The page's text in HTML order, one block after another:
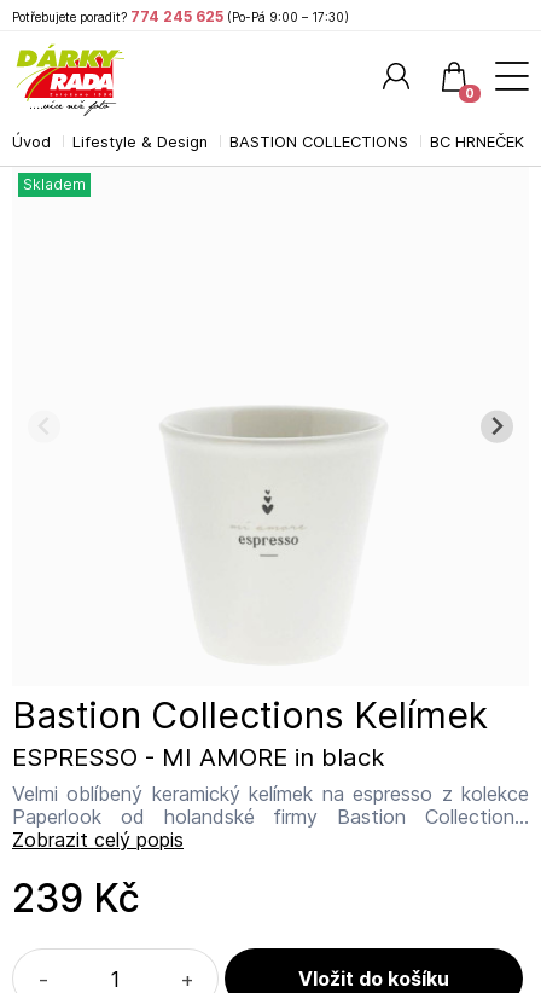
Úvod Lifestyle & Design BASTION COLLECTIONS BC HRNEČEK
Bastion Collections Kelímek
ESPRESSO - MI AMORE in black
Velmi oblíbený keramický kelímek na espresso z kolekce
Paperlook od holandské firmy Bastion Collections.
Rozměr: 4,4 x 6,2 x 6,6 cm Objem: 50 ml Název výrobce:
XH Montfoort Kontakt: info@bastioncollections.nl
Zobrazit celý popis
Skladem
239 Kč
- +
Potřebujete poradit? 774 245 625 (Po-Pá 9:00 – 17:30)
0